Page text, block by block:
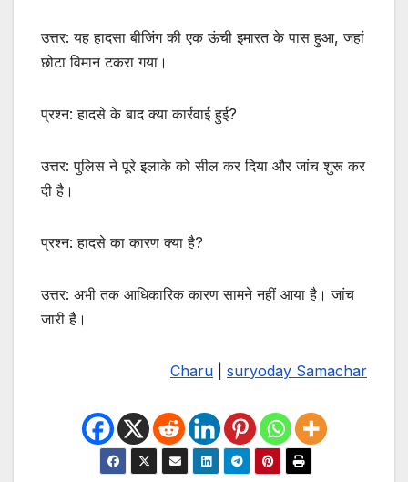
उत्तर: यह हादसा बीजिंग की एक ऊंची इमारत के पास हुआ, जहां
छोटा विमान टकरा गया।
प्रश्न: हादसे के बाद क्या कार्रवाई हुई?
उत्तर: पुलिस ने पूरे इलाके को सील कर दिया और जांच शुरू कर
दी है।
प्रश्न: हादसे का कारण क्या है?
उत्तर: अभी तक आधिकारिक कारण सामने नहीं आया है। जांच
जारी है।
Charu suryoday Samachar